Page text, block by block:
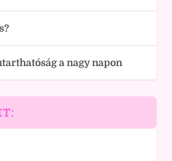
a nagy napon